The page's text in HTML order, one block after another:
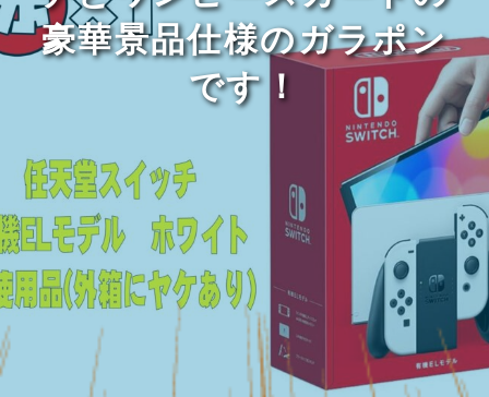
豪華景品仕様のガラポン
です！